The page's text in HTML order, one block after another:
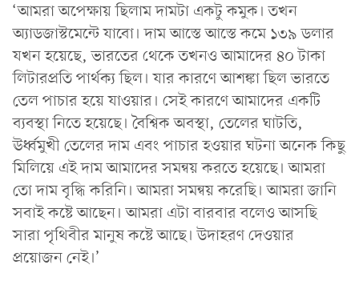
‘আমরা অপেক্ষায় ছিলাম দামটা একটু কমুক। তখন
অ্যাডজাস্টমেন্টে যাবো। দাম আস্তে আস্তে কমে ১৩৯ ডলার
যখন হয়েছে, ভারতের থেকে তখনও আমাদের ৪০ টাকা
লিটারপ্রতি পার্থক্য ছিল। যার কারণে আশঙ্কা ছিল ভারতে
তেল পাচার হয়ে যাওয়ার। সেই কারণে আমাদের একটি
ব্যবস্থা নিতে হয়েছে। বৈশ্বিক অবস্থা, তেলের ঘাটতি,
ঊর্ধ্বমুখী তেলের দাম এবং পাচার হওয়ার ঘটনা অনেক কিছু
মিলিয়ে এই দাম আমাদের সমন্বয় করতে হয়েছে। আমরা
তো দাম বৃদ্ধি করিনি। আমরা সমন্বয় করেছি। আমরা জানি
সবাই কষ্টে আছেন। আমরা এটা বারবার বলেও আসছি
সারা পৃথিবীর মানুষ কষ্টে আছে। উদাহরণ দেওয়ার
প্রয়োজন নেই।’